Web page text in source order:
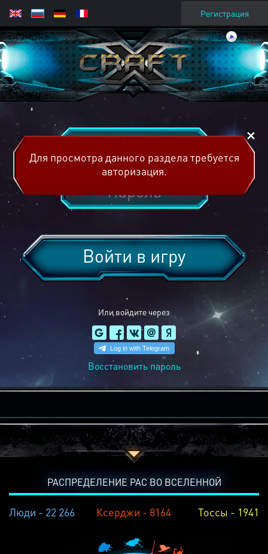
Регистрация
Или войдите через
Войти в игру
Восстановить пароль
Для просмотра данного раздела требуется
авторизация.
РАСПРЕДЕЛЕНИЕ РАС ВО ВСЕЛЕННОЙ
Люди - 22 266 Ксерджи - 8164 Тоссы - 1941